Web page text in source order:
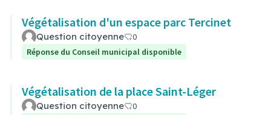
Végétalisation d'un espace parc Tercinet
Question citoyenne
0
Réponse du Conseil municipal disponible
Végétalisation de la place Saint-Léger
Question citoyenne
0